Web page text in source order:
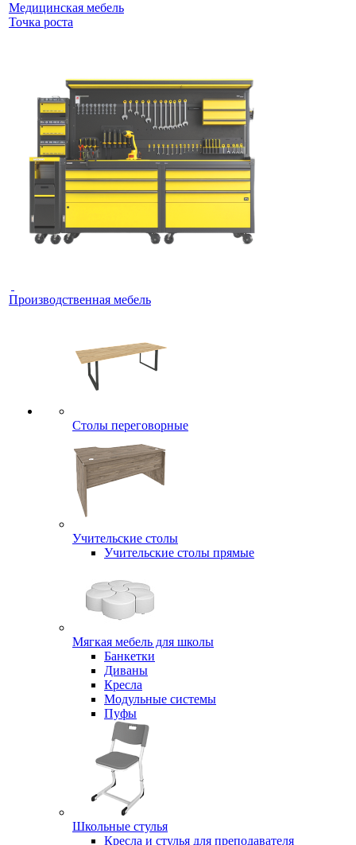
Медицинская мебель
Точка роста
Производственная мебель
Столы переговорные
Учительские столы
Учительские столы прямые
Мягкая мебель для школы
Банкетки
Диваны
Кресла
Модульные системы
Пуфы
Школьные стулья
Кресла и стулья для преподавателя